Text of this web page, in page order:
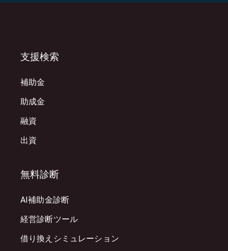
支援検索
補助金
助成金
融資
出資
無料診断
AI補助金診断
経営診断ツール
借り換えシミュレーション